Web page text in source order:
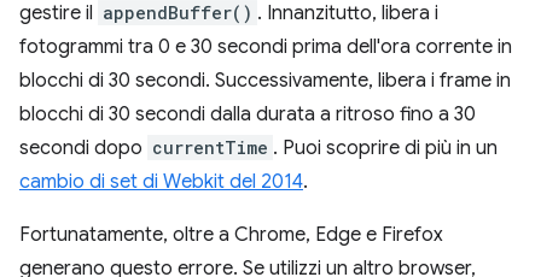
gestire il appendBuffer() . Innanzitutto, libera i
fotogrammi tra 0 e 30 secondi prima dell'ora corrente in
blocchi di 30 secondi. Successivamente, libera i frame in
blocchi di 30 secondi dalla durata a ritroso fino a 30
secondi dopo currentTime . Puoi scoprire di più in un
cambio di set di Webkit del 2014.
Fortunatamente, oltre a Chrome, Edge e Firefox
generano questo errore. Se utilizzi un altro browser,